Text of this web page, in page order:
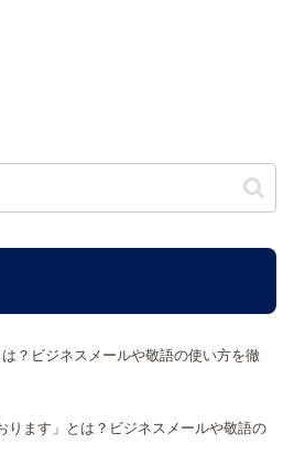
は？ビジネスメールや敬語の使い方を徹
ります」とは？ビジネスメールや敬語の